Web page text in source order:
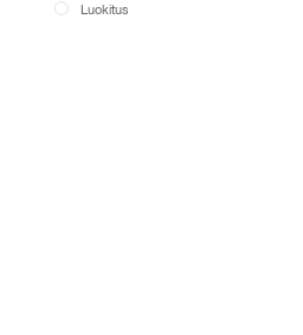
Luokitus